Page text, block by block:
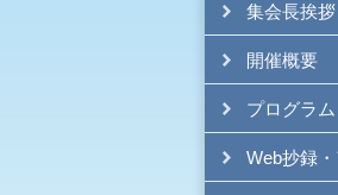
集会長挨拶
開催概要
プログラム
Web抄録